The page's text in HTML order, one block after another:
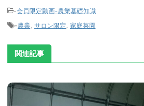
-会員限定動画-農業基礎知識
-農業 サロン限定 家庭菜園
関連記事